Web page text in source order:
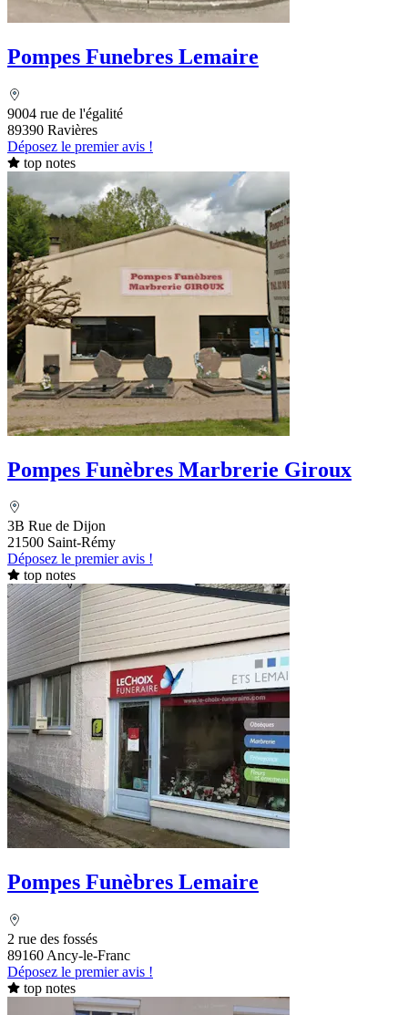
Pompes Funebres Lemaire
9004 rue de l'égalité
89390 Ravières
Déposez le premier avis !
top notes
Pompes Funèbres Marbrerie Giroux
3B Rue de Dijon
21500 Saint-Rémy
Déposez le premier avis !
top notes
Pompes Funèbres Lemaire
2 rue des fossés
89160 Ancy-le-Franc
Déposez le premier avis !
top notes